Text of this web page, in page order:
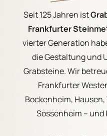
Seit 125 Jahren ist
Frankfurter
vierter Generation
die Gestaltung und
Grabsteine. Wir
Frankfurter
Bockenheim,
Sossenheim – und